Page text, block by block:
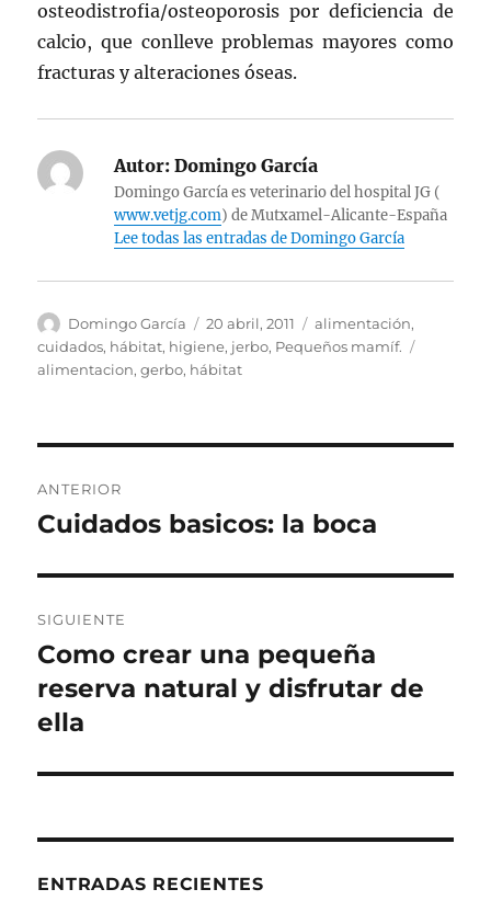
osteodistrofia/osteoporosis por deficiencia de
calcio, que conlleve problemas mayores como
fracturas y alteraciones óseas.
Autor: Domingo García
Domingo García es veterinario del hospital JG (
www.vetjg.com) de Mutxamel-Alicante-España
Lee todas las entradas de Domingo García
Autor
Domingo García
Publicado
el
20 abril, 2011 Categorías
alimentación,
cuidados, hábitat, higiene, jerbo, Pequeños mamíf.
alimentacion,gerbo, hábitat
de
ANTERIOR
Entrada
Cuidados basicos: la boca
SIGUIENTE
Entrada
siguiente:
Como crear una pequeña
reserva natural y disfrutar de
ella
ENTRADAS RECIENTES